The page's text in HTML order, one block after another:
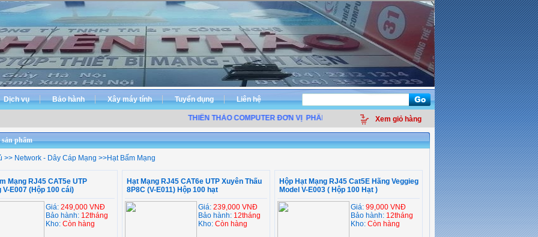
Dịch vụ Bảo hành Xây máy tính Tuyển dụng Liên hệ
THIÊN THẢO COMPUTER ĐƠN VỊ PHÂN PHỐI LINH KIỆN ĐIỆN TỬ MÁY TÍNH - THIẾT BỊ VĂN PHÒNG -
Xem giỏ hàng
phẩm
>> Network - Dây Cáp Mạng >>Hạt Bấm Mạng
Mạng RJ45 CAT5e UTP
V-E007 (Hộp 100 cái)
Giá: 249,000 VNĐ
Bảo hành: 12tháng
Kho: Còn hàng
Hạt Mạng RJ45 CAT6e UTP Xuyên Thấu
8P8C (V-E011) Hộp 100 hạt
Giá: 239,000 VNĐ
Bảo hành: 12tháng
Kho: Còn hàng
Hộp Hạt Mạng RJ45 Cat5E Hãng Veggieg
Model V-E003 ( Hộp 100 Hạt )
Giá: 99,000 VNĐ
Bảo hành: 12tháng
Kho: Còn hàng